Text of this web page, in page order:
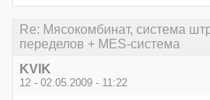
Re: Мясокомбинат, система
переделов + MES-система
KVIK
12 - 02.05.2009 - 11:22